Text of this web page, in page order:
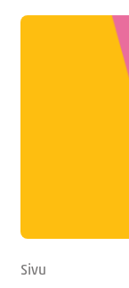
Sivu